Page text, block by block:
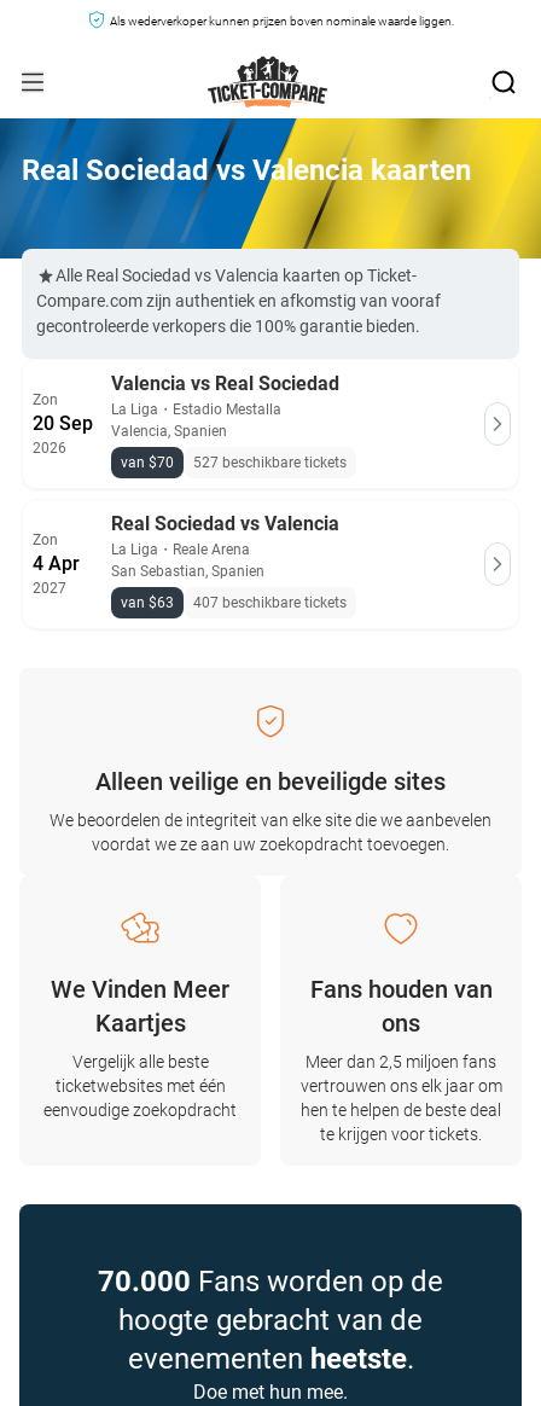
Als wederverkoper kunnen prijzen boven nominale waarde liggen.
Real Sociedad vs Valencia kaarten
Alle Real Sociedad vs Valencia kaarten op Ticket-
Compare.com zijn authentiek en afkomstig van vooraf
gecontroleerde verkopers die 100% garantie bieden.
Zon
20 Sep
2026
Valencia vs Real Sociedad
La Liga ・ Estadio Mestalla
Valencia, Spanien
van $70
527 beschikbare tickets
Zon
4 Apr
2027
Real Sociedad vs Valencia
La Liga ・ Reale Arena
San Sebastian, Spanien
van $63
407 beschikbare tickets
Alleen veilige en beveiligde sites
We beoordelen de integriteit van elke site die we aanbevelen
voordat we ze aan uw zoekopdracht toevoegen.
We Vinden Meer
Kaartjes
Vergelijk alle beste
ticketwebsites met één
eenvoudige zoekopdracht
Fans houden van
ons
Meer dan 2,5 miljoen fans
vertrouwen ons elk jaar om
hen te helpen de beste deal
te krijgen voor tickets.
70.000 Fans worden op de
hoogte gebracht van de
evenementen heetste.
Doe met hun mee.